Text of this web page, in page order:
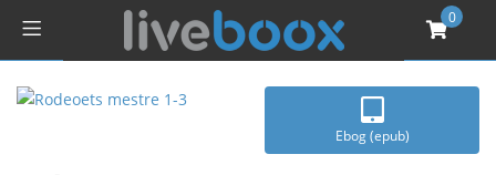
0
Ebog (epub)